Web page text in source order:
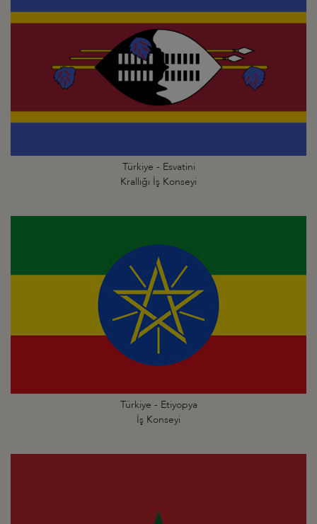
Türkiye - Esvatini
Krallığı İş Konseyi
Türkiye - Etiyopya
İş Konseyi